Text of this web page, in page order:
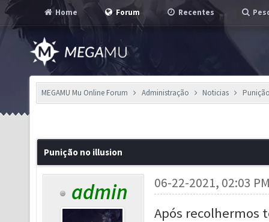
Home Forum Recentes
MEGAMU Mu Online Forum Administração Noticias
Punição no illusion
admin 06-22-2021, 02:03
Após recolhermos